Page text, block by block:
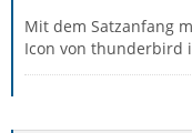
Mit dem Satzanfang
Icon von thunderbird